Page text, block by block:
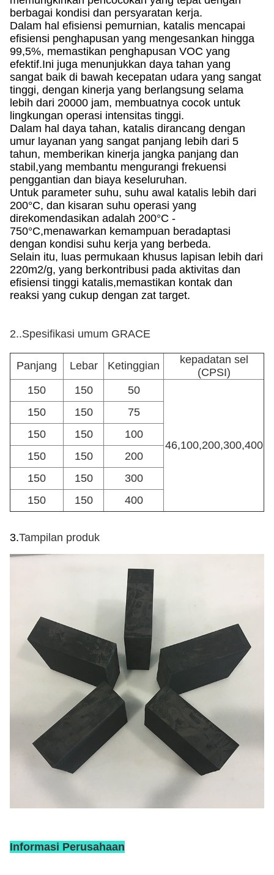
berbagai kondisi dan persyaratan kerja.
Dalam hal efisiensi pemurnian, katalis mencapai
efisiensi penghapusan yang mengesankan hingga
99,5%, memastikan penghapusan VOC yang
efektif.Ini juga menunjukkan daya tahan yang
sangat baik di bawah kecepatan udara yang sangat
tinggi, dengan kinerja yang berlangsung selama
lebih dari 20000 jam, membuatnya cocok untuk
lingkungan operasi intensitas tinggi.
Dalam hal daya tahan, katalis dirancang dengan
umur layanan yang sangat panjang lebih dari 5
tahun, memberikan kinerja jangka panjang dan
stabil,yang membantu mengurangi frekuensi
penggantian dan biaya keseluruhan.
Untuk parameter suhu, suhu awal katalis lebih dari
200°C, dan kisaran suhu operasi yang
direkomendasikan adalah 200°C -
750°C,menawarkan kemampuan beradaptasi
dengan kondisi suhu kerja yang berbeda.
Selain itu, luas permukaan khusus lapisan lebih dari
220m2/g, yang berkontribusi pada aktivitas dan
efisiensi tinggi katalis,memastikan kontak dan
reaksi yang cukup dengan zat target.
2..Spesifikasi umum GRACE
Panjang Lebar Ketinggian
kepadatan sel
(CPSI)
150
150 50
46,100,200,300,400
150 150
75
150
150
100
150
150
200
150
150
300
150
150 400
3.Tampilan produk
Informasi Perusahaan